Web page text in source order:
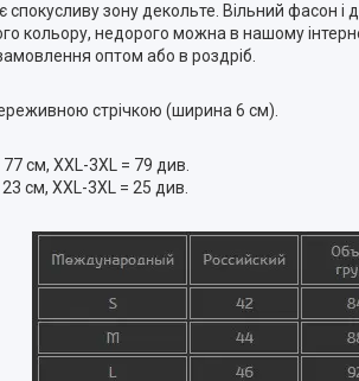
спокусливу зону декольте. Вільний
кольору, недорого можна в нашому
оптом або в роздріб.
стрічкою (ширина 6 см).
см, XXL-3XL = 79 див.
см, XXL-3XL = 25 див.